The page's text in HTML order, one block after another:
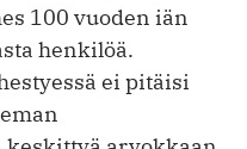
100 vuoden iän
henkilöä.
ei pitäisi